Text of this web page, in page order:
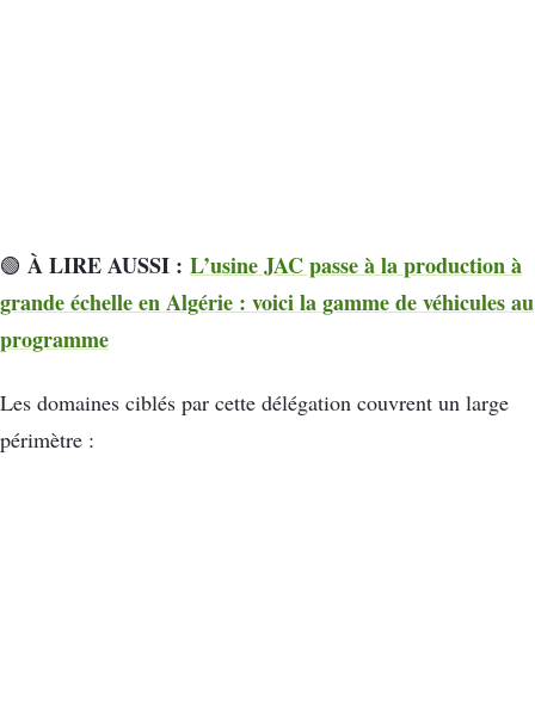
🟢 À LIRE AUSSI : L’usine JAC passe à la production à
grande échelle en Algérie : voici la gamme de véhicules au
programme
Les domaines ciblés par cette délégation couvrent un large
périmètre :